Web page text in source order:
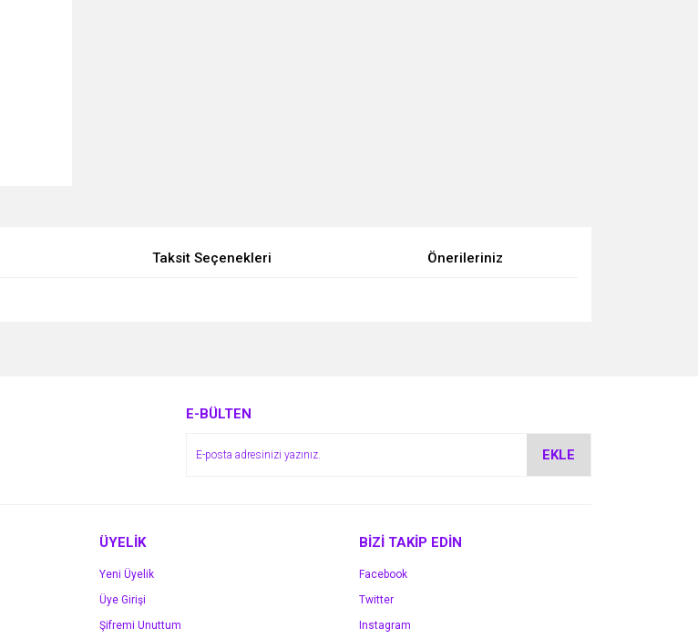
Taksit Seçenekleri Önerileriniz
E-BÜLTEN
EKLE
ÜYELİK
Yeni Üyelik
Üye Girişi
Şifremi Unuttum
BİZİ TAKİP EDİN
Facebook
Twitter
Instagram